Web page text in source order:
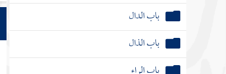
باب الذال
باب الراء